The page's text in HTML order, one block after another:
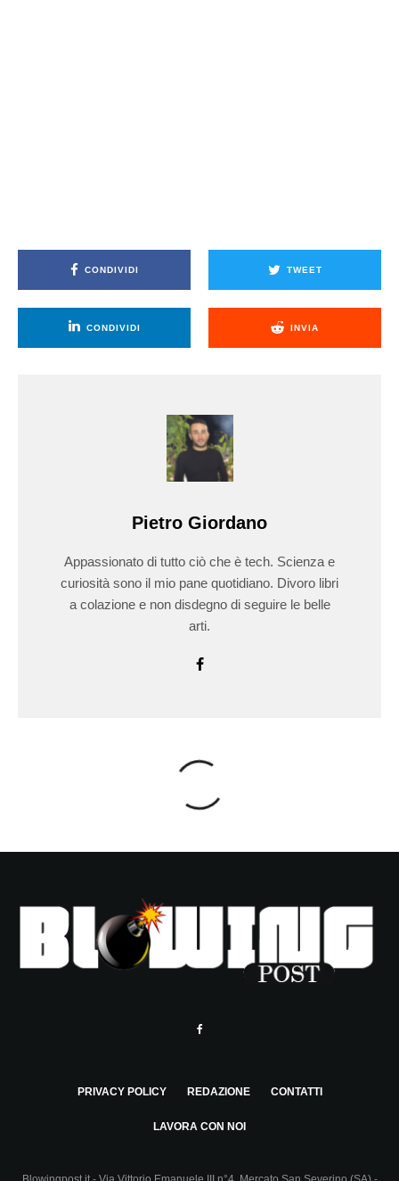
CONDIVIDI TWEET
CONDIVIDI INVIA
Pietro Giordano
Appassionato di tutto ciò che è tech. Scienza e
curiosità sono il mio pane quotidiano. Divoro libri
a colazione e non disdegno di seguire le belle
arti.
PRIVACY POLICY REDAZIONE CONTATTI
LAVORA CON NOI